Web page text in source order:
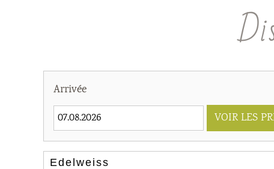
Arrivée
VOIR LES
Edelweiss